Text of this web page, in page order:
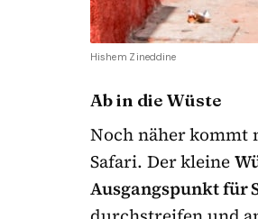
Hishem Zineddine
Ab in die Wüste
Noch näher kommt
Safari. Der kleine
Ausgangspunkt für